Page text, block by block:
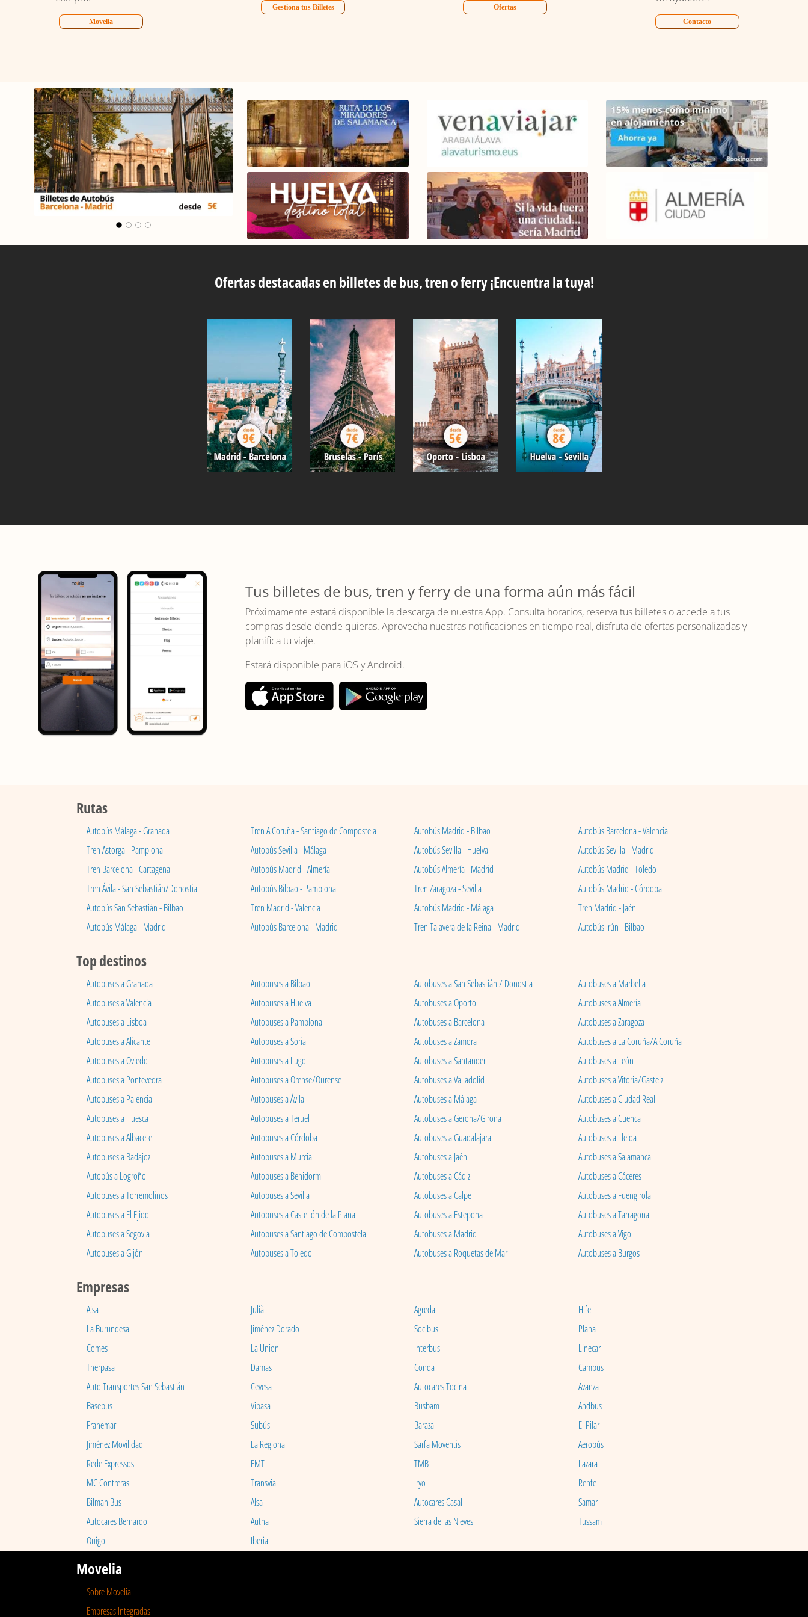
Movelia
Gestiona tus Billetes Ofertas
Contacto
-
Carrusel Madrid -
Málaga
Anterior Siguiente
Ofertas destacadas en billetes de bus, tren o ferry ¡Encuentra la tuya!
Tus billetes de bus, tren y ferry de una forma aún más fácil
Próximamente estará disponible la descarga de nuestra App. Consulta horarios, reserva tus billetes o accede a tus
compras desde donde quieras. Aprovecha nuestras notificaciones en tiempo real, disfruta de ofertas personalizadas y
planifica tu viaje.
Estará disponible para iOS y Android.
Rutas
Autobús Málaga - Granada Tren A Coruña - Santiago de Compostela Autobús Madrid - Bilbao
Autobús Barcelona - Valencia
Tren Astorga - Pamplona
Autobús Sevilla - Málaga Autobús Sevilla - Huelva
Autobús Sevilla - Madrid
Tren Barcelona - Cartagena
Autobús Madrid - Almería Autobús Almería - Madrid
Autobús Madrid - Toledo
Tren Ávila - San Sebastián/Donostia
Autobús Bilbao - Pamplona Tren Zaragoza - Sevilla
Autobús Madrid - Córdoba
Autobús San Sebastián - Bilbao
Tren Madrid - Valencia Autobús Madrid - Málaga
Tren Madrid - Jaén
Autobús Málaga - Madrid
Autobús Barcelona - Madrid Tren Talavera de la Reina - Madrid Autobús Irún - Bilbao
Top destinos
Autobuses a Granada Autobuses a Bilbao Autobuses a San Sebastián / Donostia
Autobuses a Marbella
Autobuses a Valencia
Autobuses a Huelva Autobuses a Oporto
Autobuses a Almería
Autobuses a Lisboa
Autobuses a Pamplona Autobuses a Barcelona
Autobuses a Zaragoza
Autobuses a Alicante
Autobuses a Soria Autobuses a Zamora
Autobuses a La Coruña/A Coruña
Autobuses a Oviedo
Autobuses a Lugo Autobuses a Santander
Autobuses a León
Autobuses a Pontevedra
Autobuses a Orense/Ourense Autobuses a Valladolid
Autobuses a Vitoria/Gasteiz
Autobuses a Palencia
Autobuses a Ávila Autobuses a Málaga
Autobuses a Ciudad Real
Autobuses a Huesca
Autobuses a Teruel Autobuses a Gerona/Girona
Autobuses a Cuenca
Autobuses a Albacete
Autobuses a Córdoba Autobuses a Guadalajara
Autobuses a Lleida
Autobuses a Badajoz
Autobuses a Murcia Autobuses a Jaén
Autobuses a Salamanca
Autobús a Logroño
Autobuses a Benidorm Autobuses a Cádiz
Autobuses a Cáceres
Autobuses a Torremolinos
Autobuses a Sevilla Autobuses a Calpe
Autobuses a Fuengirola
Autobuses a El Ejido
Autobuses a Castellón de la Plana Autobuses a Estepona
Autobuses a Tarragona
Autobuses a Segovia
Autobuses a Santiago de Compostela Autobuses a Madrid
Autobuses a Vigo
Autobuses a Gijón
Autobuses a Toledo Autobuses a Roquetas de Mar Autobuses a Burgos
Empresas
Aisa Julià Agreda
Hife
La Burundesa
Jiménez Dorado Socibus
Plana
Comes
La Union Interbus
Linecar
Therpasa
Damas Conda
Cambus
Auto Transportes San Sebastián
Cevesa Autocares Tocina
Avanza
Basebus
Vibasa Busbam
Andbus
Frahemar
Subús Baraza
El Pilar
Jiménez Movilidad
La Regional Sarfa Moventis
Aerobús
Rede Expressos
EMT TMB
Lazara
MC Contreras
Transvia Iryo
Renfe
Bilman Bus
Alsa Autocares Casal
Samar
Autocares Bernardo
Autna Sierra de las Nieves
Tussam
Ouigo
Iberia
Movelia
Sobre Movelia
Empresas Integradas